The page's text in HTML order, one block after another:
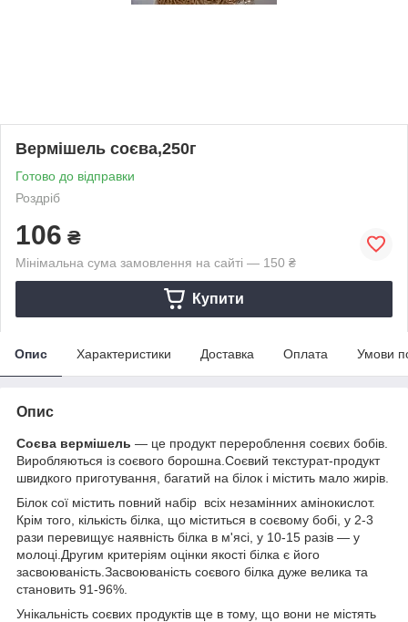
Вермішель соєва,250г
Готово до відправки
Роздріб
106 ₴
Мінімальна сума замовлення на сайті — 150 ₴
Купити
Опис Характеристики Доставка Оплата Умови
Опис
Соєва вермішель — це продукт перероблення соєвих бобів.
Виробляються із соєвого борошна.Соєвий текстурат-продукт
швидкого приготування, багатий на білок і містить мало жирів.
Білок сої містить повний набір всіх незамінних амінокислот.
Крім того, кількість білка, що міститься в соєвому бобі, у 2-3
рази перевищує наявність білка в м'ясі, у 10-15 разів — у
молоці.Другим критеріям оцінки якості білка є його
засвоюваність.Засвоюваність соєвого білка дуже велика та
становить 91-96%.
Унікальність соєвих продуктів ще в тому, що вони не містять